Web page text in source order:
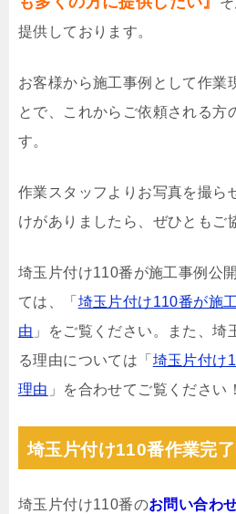
提供しております。
お客様から施工事例として作業
とで、これからご依頼される方
す。
作業スタッフよりお写真を撮ら
けがありましたら、ぜひともご
埼玉片付け110番が施工事例公
ては、「 埼玉片付け110番が施
由 」をご覧ください。また、
る理由については「 埼玉片付け
理由 」を合わせてご覧ください！
埼玉片付け110番作業完
埼玉片付け110番のお問い合わ